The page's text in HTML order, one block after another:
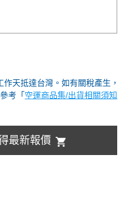
天抵達台灣。如有關稅產生，
考「 空運商品集/出貨相關須知
最新報價